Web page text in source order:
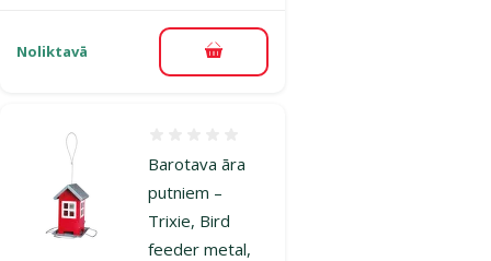
Noliktavā Pievienot grozam
Barotava āra
putniem –
Trixie, Bird
feeder metal,